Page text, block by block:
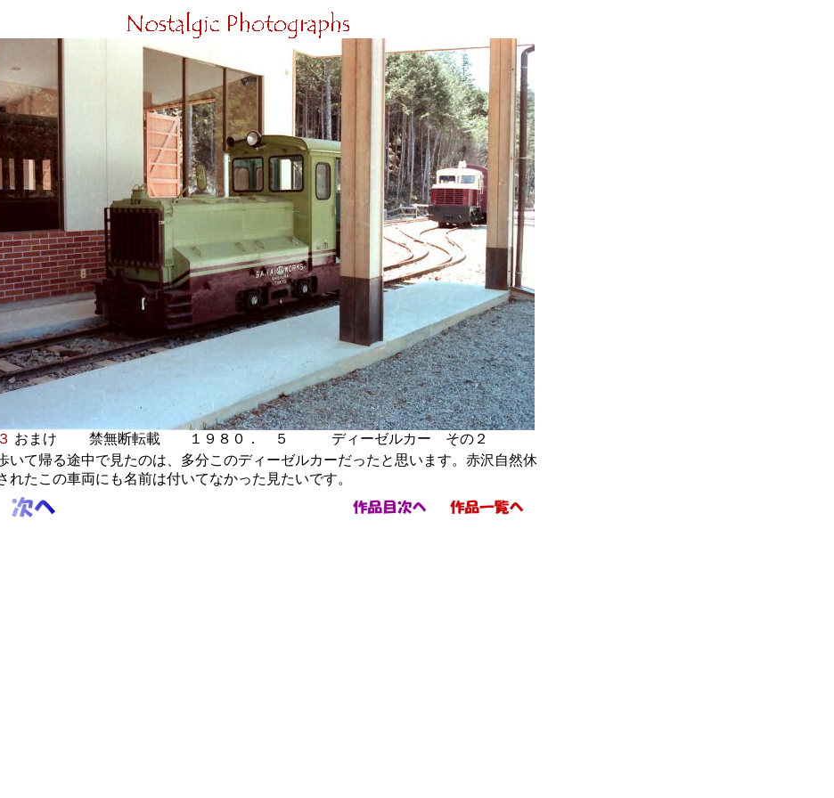
おまけ
禁無断転載 １９８０． ５ ディーゼルカー その２
て帰る途中で見たのは、多分このディーゼルカーだったと思います。赤沢自然休
れたこの車両にも名前は付いてなかった見たいです。